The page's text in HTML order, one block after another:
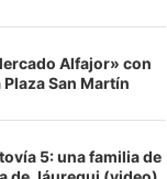
Alfajor» con
San Martín
5: una familia de